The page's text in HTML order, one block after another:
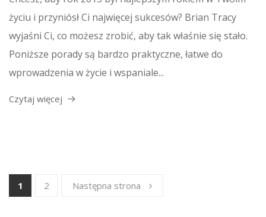
życiu i przyniósł Ci najwięcej sukcesów? Brian Tracy
wyjaśni Ci, co możesz zrobić, aby tak właśnie się stało.
Poniższe porady są bardzo praktyczne, łatwe do
wprowadzenia w życie i wspaniale...
Czytaj więcej
1 2 Następna strona